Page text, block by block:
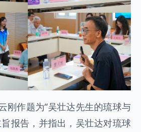
刚作题为“吴壮达先生的琉球与
报告，并指出，吴壮达对琉球